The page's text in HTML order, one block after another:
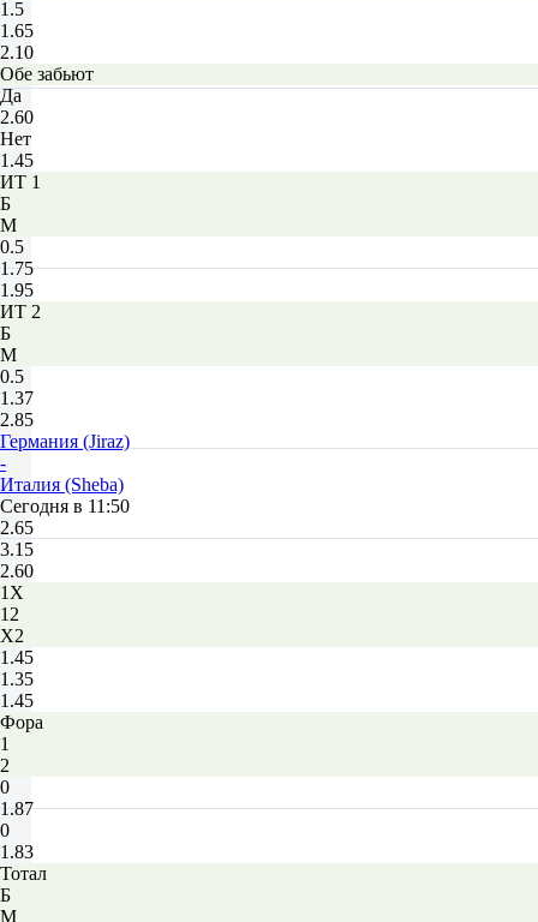
1.5
1.65
2.10
Обе забьют
Да
2.60
Нет
1.45
ИТ 1
Б
М
0.5
1.75
1.95
ИТ 2
Б
М
0.5
1.37
2.85
Германия (Jiraz)
-
Италия (Sheba)
Сегодня в 11:50
2.65
3.15
2.60
1X
12
X2
1.45
1.35
1.45
Фора
1
2
0
1.87
0
1.83
Тотал
Б
М